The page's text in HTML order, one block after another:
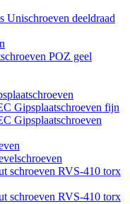
Unischroeven deeldraad
POZ geel
Gipsplaatschroeven fijn
Gipsplaatschroeven
schroeven RVS-410 torx
schroeven RVS-410 torx